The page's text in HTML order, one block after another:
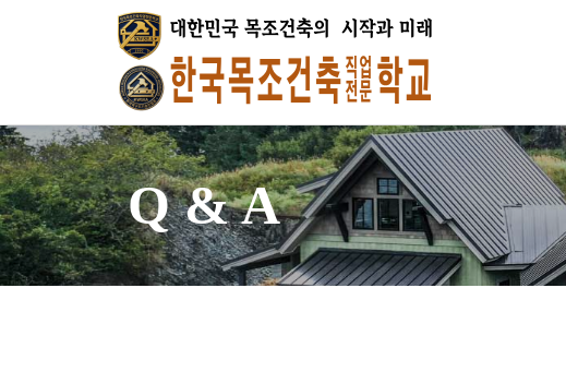
Q & A